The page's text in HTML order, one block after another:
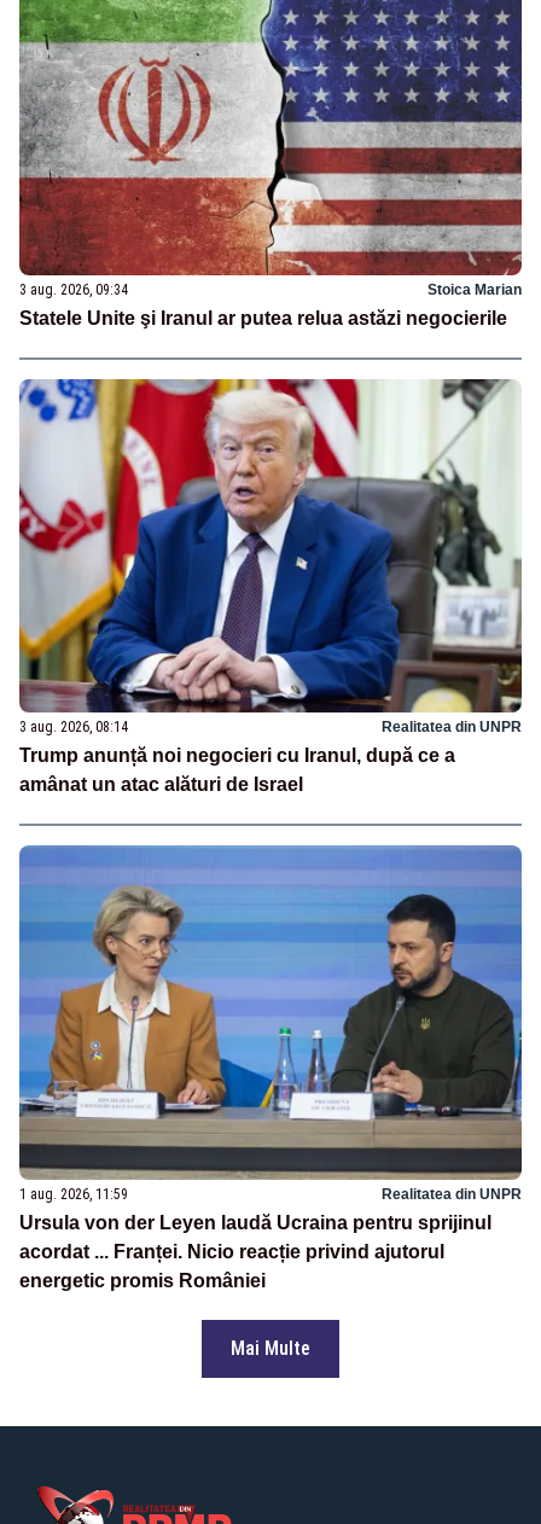
3 aug. 2026, 09:34 Stoica Marian
Statele Unite şi Iranul ar putea relua astăzi negocierile
3 aug. 2026, 08:14 Realitatea din UNPR
Trump anunță noi negocieri cu Iranul, după ce a
amânat un atac alături de Israel
1 aug. 2026, 11:59 Realitatea din UNPR
Ursula von der Leyen laudă Ucraina pentru sprijinul
acordat ... Franței. Nicio reacție privind ajutorul
energetic promis României
Mai Multe